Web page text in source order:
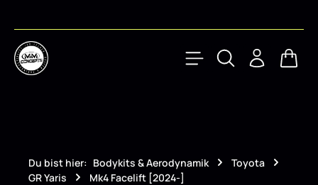
Du bist hier: Bodykits & Aerodynamik
Toyota
GR Yaris
Mk4 Facelift [2024-]